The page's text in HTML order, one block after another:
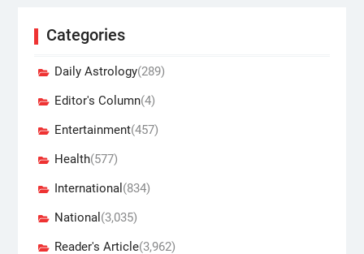
Categories
Daily Astrology(289)
Editor's Column(4)
Entertainment(457)
Health(577)
International (834)
National (3,035)
Reader's Article(3,962)